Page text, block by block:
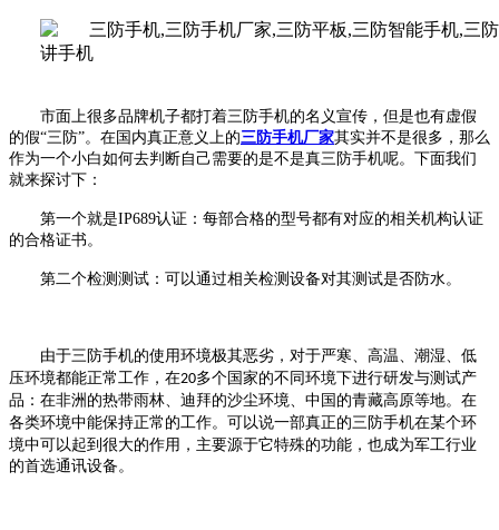
市面上很多品牌机子都打着三防手机的名义宣传，但是也有虚假
的假“三防”。在国内真正意义上的三防手机厂家其实并不是很多，那么
作为一个小白如何去判断自己需要的是不是真三防手机呢。下面我们
就来探讨下：
第一个就是IP689认证：每部合格的型号都有对应的相关机构认证
的合格证书。
第二个检测测试：可以通过相关检测设备对其测试是否防水。
由于三防手机的使用环境极其恶劣，对于严寒、高温、潮湿、低
压环境都能正常工作，在20多个国家的不同环境下进行研发与测试产
品：在非洲的热带雨林、迪拜的沙尘环境、中国的青藏高原等地。在
各类环境中能保持正常的工作。 可以说一部真正的三防手机在某个环
境中可以起到很大的作用，主要源于它特殊的功能，也成为军工行业
的首选通讯设备。